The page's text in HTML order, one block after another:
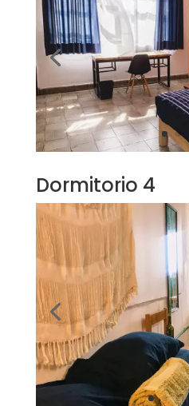
Dormitorio 4